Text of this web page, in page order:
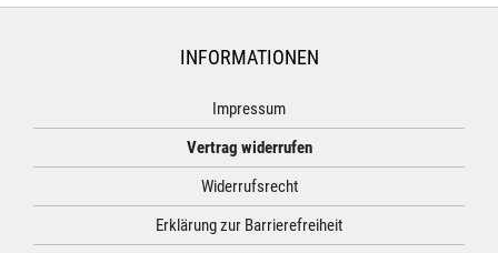
INFORMATIONEN
Impressum
Vertrag widerrufen
Widerrufsrecht
Erklärung zur Barrierefreiheit